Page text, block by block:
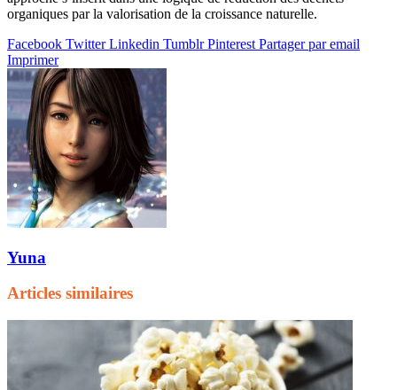
organiques par la valorisation de la croissance naturelle.
Facebook Twitter Linkedin Tumblr Pinterest Partager par email
Imprimer
Yuna
Articles similaires